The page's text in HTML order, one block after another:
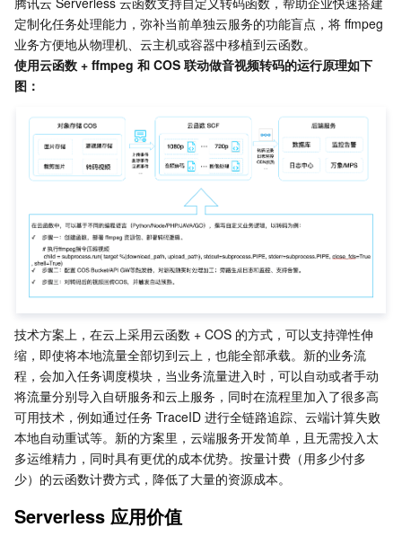
云数据库 SQL Server
TDSQL Boundless
云数据库 MongoDB
游戏数据库 TcaplusDB
时序数据库 CTSDB
数据传输服务
数据库专家服务
数据库管理中心
网络
私有网络
网关负载均衡
云联网
弹性网卡
NAT 网关
对等连接
网络流日志
Anycast 公网加速
共享带宽包
数据安全
密钥管理系统
堡垒机
数据安全审计
验证码
图片内容安全
音频内容安全
视频内容安全
账号风控平台
风险识别 RCE
游戏安全
安全服务
安全服务平台
云防火墙
Web 应用防火墙
主机安全
容器安全服务
云安全中心
漏洞扫描服务
防火墙管理
应用安全
移动应用安全
安全凭证服务
域名与网站
域名注册
SSL 证书
私有域解析 Private DNS
移动解析 HTTPDNS
DNSPod
企业应用
腾讯微卡
办公协同
腾讯电子签
腾讯会议
腾讯乐享
大数据
弹性 MapReduce
Elasticsearch Service
AI 基础产品
人脸识别
AI 应用产品
定制化任务处理能力，弥补当前单独云服务的功能盲点，将 ffmpeg
业务方便地从物理机、云主机或容器中移植到云函数。
使用云函数 + ffmpeg 和 COS 联动做音视频转码的运行原理如下
图：
技术方案上，在云上采用云函数 + COS 的方式，可以支持弹性伸
缩，即使将本地流量全部切到云上，也能全部承载。新的业务流
程，会加入任务调度模块，当业务流量进入时，可以自动或者手动
将流量分别导入自研服务和云上服务，同时在流程里加入了很多高
可用技术，例如通过任务 TraceID 进行全链路追踪、云端计算失败
本地自动重试等。新的方案里，云端服务开发简单，且无需投入太
多运维精力，同时具有更优的成本优势。按量计费（用多少付多
少）的云函数计费方式，降低了大量的资源成本。
Serverless 应用价值